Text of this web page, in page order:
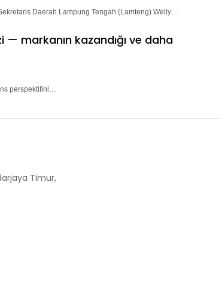
Daerah Lampung Tengah (Lamteng) Welly…
markanın kazandığı ve daha
perspektifini…
Timur,